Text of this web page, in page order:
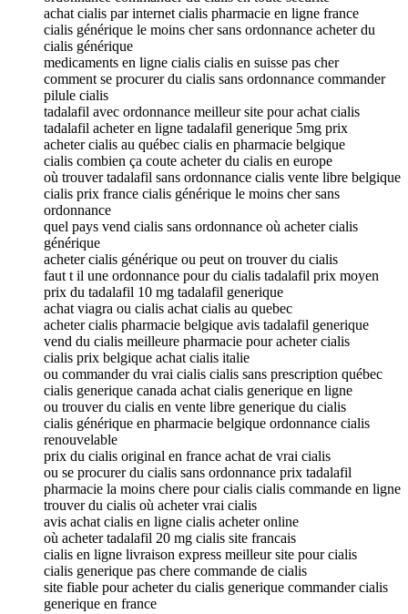
achat cialis par internet cialis pharmacie en ligne france
cialis générique le moins cher sans ordonnance acheter du
cialis générique
medicaments en ligne cialis cialis en suisse pas cher
comment se procurer du cialis sans ordonnance commander
pilule cialis
tadalafil avec ordonnance meilleur site pour achat cialis
tadalafil acheter en ligne tadalafil generique 5mg prix
acheter cialis au québec cialis en pharmacie belgique
cialis combien ça coute acheter du cialis en europe
où trouver tadalafil sans ordonnance cialis vente libre belgique
cialis prix france cialis générique le moins cher sans
ordonnance
quel pays vend cialis sans ordonnance où acheter cialis
générique
acheter cialis générique ou peut on trouver du cialis
faut t il une ordonnance pour du cialis tadalafil prix moyen
prix du tadalafil 10 mg tadalafil generique
achat viagra ou cialis achat cialis au quebec
acheter cialis pharmacie belgique avis tadalafil generique
vend du cialis meilleure pharmacie pour acheter cialis
cialis prix belgique achat cialis italie
ou commander du vrai cialis cialis sans prescription québec
cialis generique canada achat cialis generique en ligne
ou trouver du cialis en vente libre generique du cialis
cialis générique en pharmacie belgique ordonnance cialis
renouvelable
prix du cialis original en france achat de vrai cialis
ou se procurer du cialis sans ordonnance prix tadalafil
pharmacie la moins chere pour cialis cialis commande en ligne
trouver du cialis où acheter vrai cialis
avis achat cialis en ligne cialis acheter online
où acheter tadalafil 20 mg cialis site francais
cialis en ligne livraison express meilleur site pour cialis
cialis generique pas chere commande de cialis
site fiable pour acheter du cialis generique commander cialis
generique en france